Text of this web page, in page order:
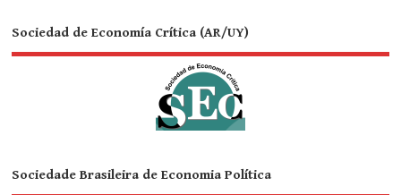
Sociedad de Economía Crítica (AR/UY)
Sociedade Brasileira de Economia Política